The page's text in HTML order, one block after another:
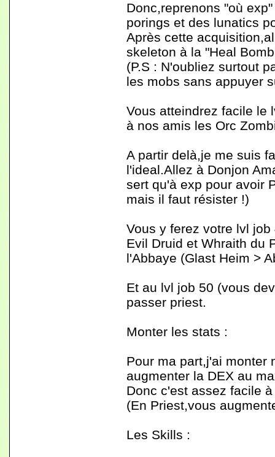
Donc,reprenons "où
porings et des lunatics
Après cette
skeleton à la "Heal
(P.S : N'oubliez surtout
les mobs sans appuyer
Vous atteindrez facile le
à nos amis les Orc
A partir delà,je me suis
l'ideal.Allez à Donjon
sert qu'à exp pour avoir
mais il faut résister !)
Vous y ferez votre lvl
Evil Druid et Whraith du
l'Abbaye (Glast Heim >
Et au lvl job 50 (vous
passer priest.
Monter les stats :
Pour ma part,j'ai monter
augmenter la DEX au
Donc c'est assez facile
(En Priest,vous
Les Skills :